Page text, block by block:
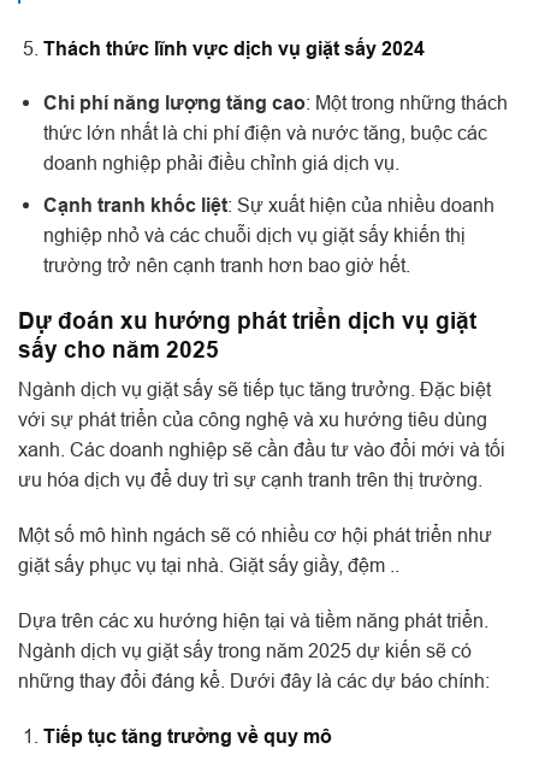
Thách thức lĩnh vực dịch vụ giặt sấy 2024
Chi phí năng lượng tăng cao: Một trong những thách
thức lớn nhất là chi phí điện và nước tăng, buộc các
doanh nghiệp phải điều chỉnh giá dịch vụ.
Cạnh tranh khốc liệt: Sự xuất hiện của nhiều doanh
nghiệp nhỏ và các chuỗi dịch vụ giặt sấy khiến thị
trường trở nên cạnh tranh hơn bao giờ hết.
Dự đoán xu hướng phát triển dịch vụ giặt
sấy cho năm 2025
Ngành dịch vụ giặt sấy sẽ tiếp tục tăng trưởng. Đặc biệt
với sự phát triển của công nghệ và xu hướng tiêu dùng
xanh. Các doanh nghiệp sẽ cần đầu tư vào đổi mới và tối
ưu hóa dịch vụ để duy trì sự cạnh tranh trên thị trường.
Một số mô hình ngách sẽ có nhiều cơ hội phát triển như
giặt sấy phục vụ tại nhà. Giặt sấy giầy, đệm ..
Dựa trên các xu hướng hiện tại và tiềm năng phát triển.
Ngành dịch vụ giặt sấy trong năm 2025 dự kiến sẽ có
những thay đổi đáng kể. Dưới đây là các dự báo chính:
Tiếp tục tăng trưởng về quy mô